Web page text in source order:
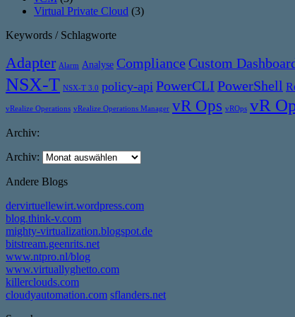
Virtual Private Cloud (3)
Keywords / Schlagworte
Adapter Alarm Analyse Compliance Custom Dashboard
NSX-T NSX-T 3.0 policy-api PowerCLI PowerShell
vRealize Operations vRealize Operations Manager vR Ops vROps vR
Archiv:
Archiv:
Andere Blogs
dervirtuellewirt.wordpress.com
blog.think-v.com
mighty-virtualization.blogspot.de
bitstream.geenrits.net
www.ntpro.nl/blog
www.virtuallyghetto.com
killerclouds.com
cloudyautomation.com sflanders.net